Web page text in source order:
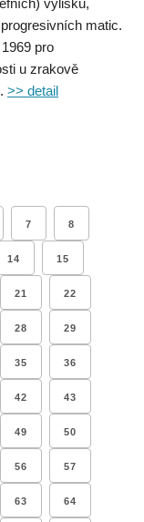
výlisků,
matic.
pro
u zrakově
>> detail
7 8
14 15
21 22
28 29
35 36
42 43
49 50
56 57
63 64